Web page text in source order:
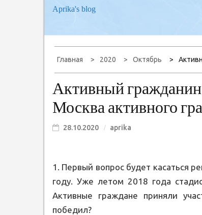
Aprika's blog
Главная 2020 Октябрь
Активный
Москва активного
28.10.2020 aprika
1. Первый вопрос будет касаться
году. Уже летом 2018 года
Активные граждане приняли
победил?